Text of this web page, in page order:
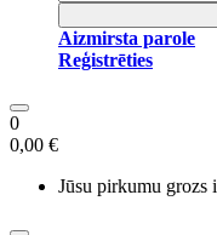
Aizmirsta parole
Reģistrēties
0
0,00 €
Jūsu pirkumu grozs